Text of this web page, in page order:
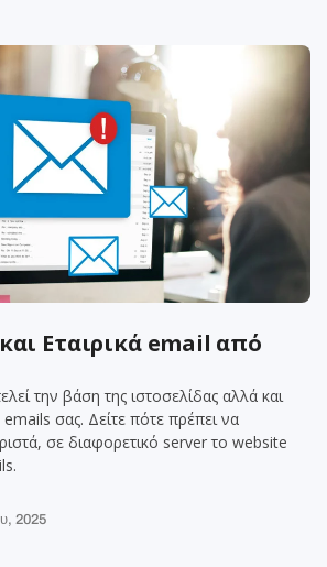
Εταιρικά email από
την βάση της ιστοσελίδας αλλά και
σας. Δείτε πότε πρέπει να
σε διαφορετικό server το website
2025